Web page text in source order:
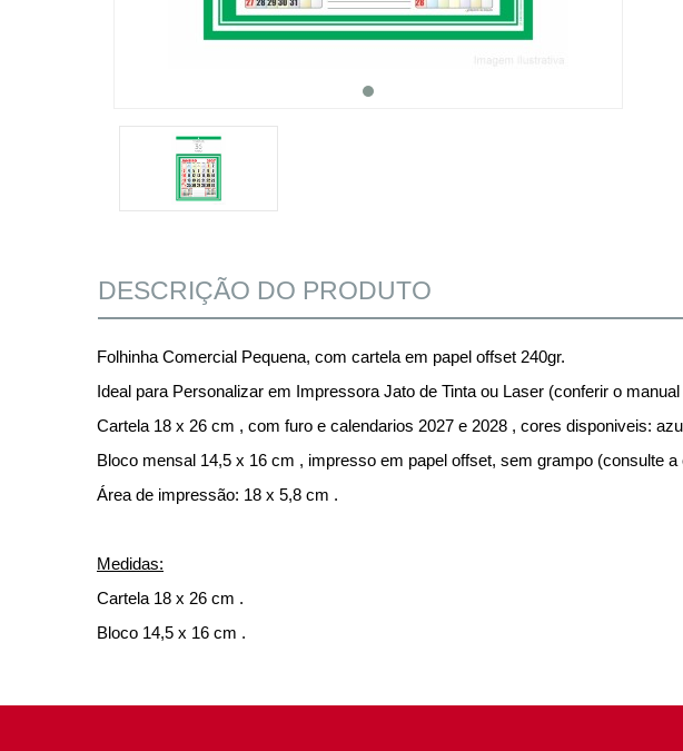
DESCRIÇÃO DO PRODUTO
Folhinha Comercial Pequena, com cartela em papel offset 240gr.
Ideal para Personalizar em Impressora Jato de Tinta ou Laser (conferir o
Cartela 18 x 26 cm , com furo e calendarios 2027 e 2028 , cores disponiveis:
Bloco mensal 14,5 x 16 cm , impresso em papel offset, sem grampo (consulte
Área de impressão: 18 x 5,8 cm .
Medidas:
Cartela 18 x 26 cm .
Bloco 14,5 x 16 cm .